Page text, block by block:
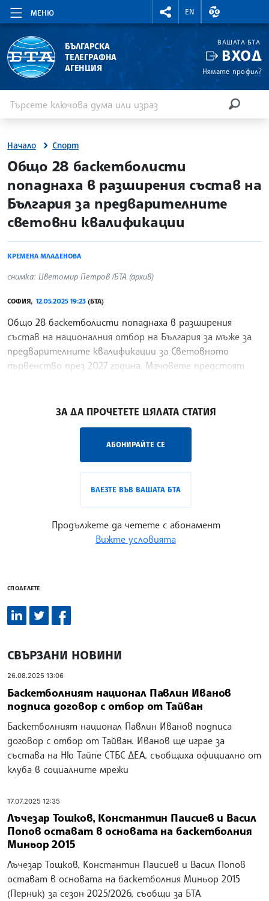
МЕНЮ
RIGHTMENU.SOCIAL
EN
ВАЛУТНИ
БЪЛГАРСКА
ТЕЛЕГРАФНА
АГЕНЦИЯ
ВАШАТА БТА
ВХОД
Нямате профил?
Начало Спорт
site.bta
Общо 28 баскетболисти
попаднаха в разширения състав на
България за предварителните
световни квалификации
КРЕМЕНА МЛАДЕНОВА
снимка: Цветомир Петров /БТА (архив)
СОФИЯ, 12.05.2025 19:23 (БТА)
Общо 28 баскетболисти попаднаха в разширения
състав на националния отбор на България за мъже за
предварителните квалификации за Световното
първенство през 2027 година. Мачовете предстоят
ЗА ДА ПРОЧЕТЕТЕ ЦЯЛАТА СТАТИЯ
АБОНИРАЙТЕ СЕ
ВЛЕЗТЕ ВЪВ ВАШАТА БТА
Продължете да четете с абонамент
Вижте условията
СПОДЕЛЕТЕ
СВЪРЗАНИ НОВИНИ
26.08.2025 13:06
Баскетболният национал Павлин Иванов
подписа договор с отбор от Тайван
Баскетболният национал Павлин Иванов подписа
договор с отбор от Тайван. Иванов ще играе за
състава на Ню Тайпе СТБС ДЕА, съобщиха официално от
клуба в социалните мрежи
17.07.2025 12:35
Лъчезар Тошков, Константин Паисиев и Васил
Попов остават в основата на баскетболния
Миньор 2015
Лъчезар Тошков, Константин Паисиев и Васил Попов
остават в основата на баскетболния Миньор 2015
(Перник) за сезон 2025/2026, съобщи за БТА